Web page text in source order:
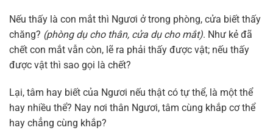
Nếu thấy là con mắt thì Ngươi ở trong phòng, cửa biết thấy
chăng? (phòng dụ cho thân, cửa dụ cho mắt). Như kẻ đã
chết con mắt vẫn còn, lẽ ra phải thấy được vật; nếu thấy
được vật thì sao gọi là chết?
Lại, tâm hay biết của Ngươi nếu thật có tự thể, là một thể
hay nhiều thể? Nay nơi thân Ngươi, tâm cùng khắp cơ thể
hay chẳng cùng khắp?